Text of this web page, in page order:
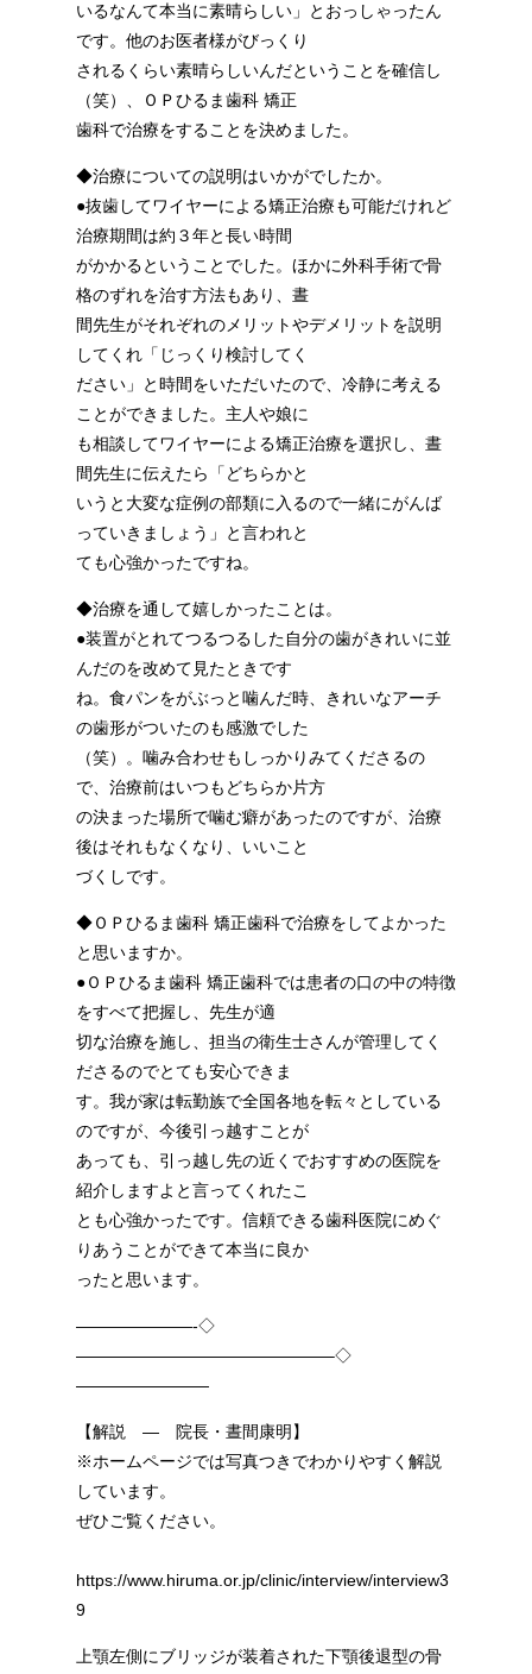
いるなんて本当に素晴らしい」とおっしゃったん
です。他のお医者様がびっくり
されるくらい素晴らしいんだということを確信し
（笑）、ＯＰひるま歯科 矯正
歯科で治療をすることを決めました。
◆治療についての説明はいかがでしたか。
●抜歯してワイヤーによる矯正治療も可能だけれど
治療期間は約３年と長い時間
がかかるということでした。ほかに外科手術で骨
格のずれを治す方法もあり、晝
間先生がそれぞれのメリットやデメリットを説明
してくれ「じっくり検討してく
ださい」と時間をいただいたので、冷静に考える
ことができました。主人や娘に
も相談してワイヤーによる矯正治療を選択し、晝
間先生に伝えたら「どちらかと
いうと大変な症例の部類に入るので一緒にがんば
っていきましょう」と言われと
ても心強かったですね。
◆治療を通して嬉しかったことは。
●装置がとれてつるつるした自分の歯がきれいに並
んだのを改めて見たときです
ね。食パンをがぶっと噛んだ時、きれいなアーチ
の歯形がついたのも感激でした
（笑）。噛み合わせもしっかりみてくださるの
で、治療前はいつもどちらか片方
の決まった場所で噛む癖があったのですが、治療
後はそれもなくなり、いいこと
づくしです。
◆ＯＰひるま歯科 矯正歯科で治療をしてよかった
と思いますか。
●ＯＰひるま歯科 矯正歯科では患者の口の中の特徴
をすべて把握し、先生が適
切な治療を施し、担当の衛生士さんが管理してく
ださるのでとても安心できま
す。我が家は転勤族で全国各地を転々としている
のですが、今後引っ越すことが
あっても、引っ越し先の近くでおすすめの医院を
紹介しますよと言ってくれたこ
とも心強かったです。信頼できる歯科医院にめぐ
りあうことができて本当に良か
ったと思います。
———————-◇
———————————————–◇
————————
【解説 — 院長・晝間康明】
※ホームページでは写真つきでわかりやすく解説
しています。
ぜひご覧ください。
https://www.hiruma.or.jp/clinic/interview/interview3
9
上顎左側にブリッジが装着された下顎後退型の骨